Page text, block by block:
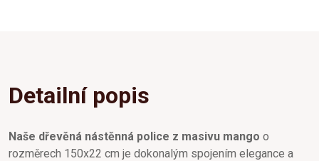
Detailní popis
Naše dřevěná nástěnná police z masivu mango o
rozměrech 150x22 cm je dokonalým spojením elegance a